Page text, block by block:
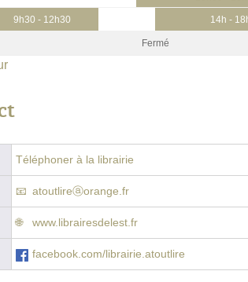
9h30 - 12h30 14h -
Fermé
Téléphoner à la librairie
atoutlireⓐorange.fr
www.librairesdelest.fr
facebook.com/librairie.atoutlire